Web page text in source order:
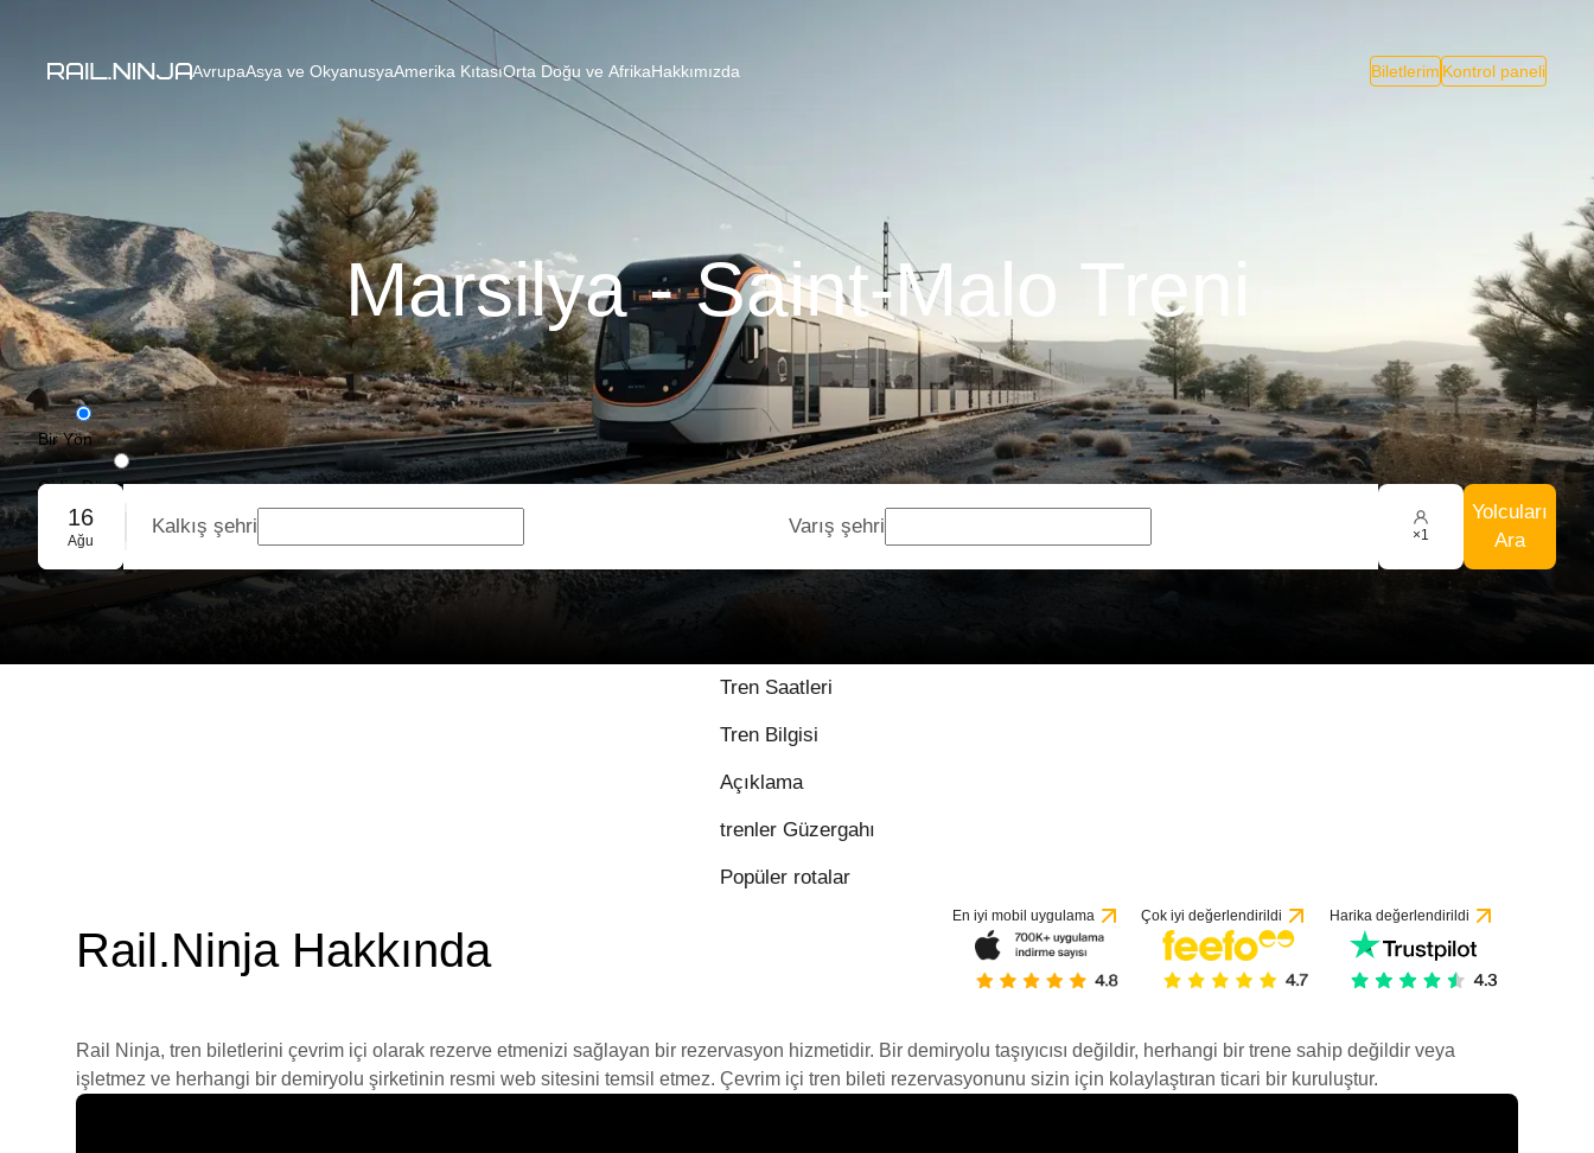
AvrupaAsya ve OkyanusyaAmerika KıtasıOrta Doğu ve AfrikaHakkımızda Biletlerim Kontrol paneli
Marsilya - Saint-Malo Treni
Bir Yön
Gidiş-Dönüş
Grup Rezervasyonu
16
Ağu
Kalkış şehri Varış şehri ×1
Yolcuları
Ara
Tren Saatleri
Tren Bilgisi
Açıklama
trenler Güzergahı
Popüler rotalar
Rail.Ninja Hakkında
En iyi mobil uygulama Çok iyi değerlendirildi Harika değerlendirildi
Rail Ninja, tren biletlerini çevrim içi olarak rezerve etmenizi sağlayan bir rezervasyon hizmetidir. Bir demiryolu taşıyıcısı değildir, herhangi bir trene sahip değildir veya
işletmez ve herhangi bir demiryolu şirketinin resmi web sitesini temsil etmez. Çevrim içi tren bileti rezervasyonunu sizin için kolaylaştıran ticari bir kuruluştur.